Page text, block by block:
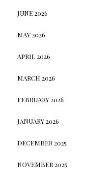
JUNE 2026
MAY 2026
APRIL 2026
MARCH 2026
FEBRUARY 2026
JANUARY 2026
DECEMBER 2025
NOVEMBER 2025